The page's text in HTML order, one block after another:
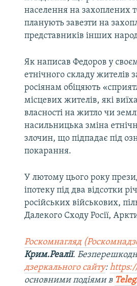
населення на захоплених
планують завезти на
представників інших
Як написав Федоров у
етнічного складу
росіянам обіцяють
місцевих жителів, які
власності на житло чи
насильницька зміна
злочин, що підпадає під
покарання.
У лютому цього року
іпотеку під два відсотки
російських військових,
Далекого Сходу Росії,
Роскомнагляд
Крим.Реалії.
дзеркального сайту:
основними подіями в